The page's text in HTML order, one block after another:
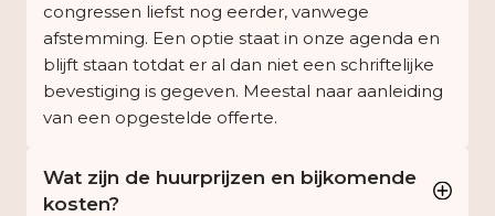
congressen liefst nog eerder, vanwege
afstemming. Een optie staat in onze agenda en
blijft staan totdat er al dan niet een schriftelijke
bevestiging is gegeven. Meestal naar aanleiding
van een opgestelde offerte.
Wat zijn de huurprijzen en bijkomende
kosten?